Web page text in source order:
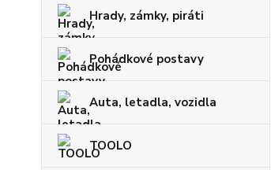
Hrady, zámky, piráti
Pohádkové postavy
Auta, letadla, vozidla
TOOLO